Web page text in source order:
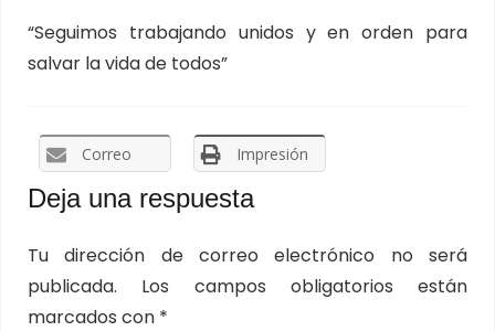
“Seguimos trabajando unidos y en orden para
salvar la vida de todos”
Correo Impresión
Deja una respuesta
Tu dirección de correo electrónico no será
publicada.
Los campos obligatorios están
marcados con *